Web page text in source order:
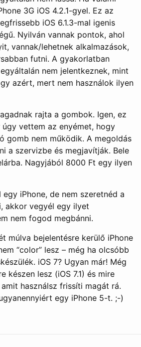
3G iOS 4.2.1-gyel. Ez az
iOS 6.1.3-mal igenis
Nyilván vannak pontok, ahol
vannak/lehetnek alkalmazások,
futni. A gyakorlatban
nem jelentkeznek, mint
azért, mert nem használok ilyen
rajta a gombok. Igen, ez
úgy vettem az enyémet, hogy
gomb nem működik. A megoldás
a szervizbe és megjavítják. Bele
Nagyjából 8000 Ft egy ilyen
egy iPhone, de nem szeretnéd a
akkor vegyél egy ilyet
nem fogod megbánni.
múlva bejelentésre kerülő iPhone
“color” lesz – még ha olcsóbb
iOS 7? Ugyan már! Még
készen lesz (iOS 7.1) és mire
használsz frissíti magát rá.
egy iPhone 5-t. ;-)